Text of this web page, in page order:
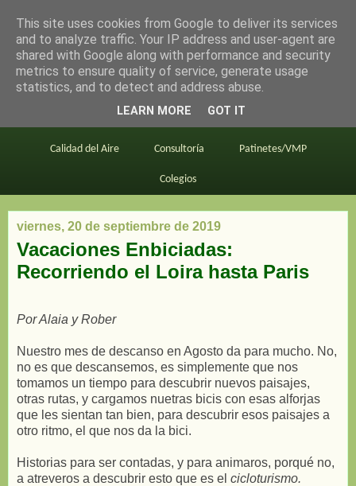
en bici por madrid
Este blog BiciMAD Primeros consejos
Calidad del Aire Consultoría Patinetes/VMP
Colegios
viernes, 20 de septiembre de 2019
Vacaciones Enbiciadas:
Recorriendo el Loira hasta Paris
Por Alaia y Rober
Nuestro mes de descanso en Agosto da para mucho. No,
no es que descansemos, es simplemente que nos
tomamos un tiempo para descubrir nuevos paisajes,
otras rutas, y cargamos nuetras bicis con esas alforjas
que les sientan tan bien, para descubrir esos paisajes a
otro ritmo, el que nos da la bici.
Historias para ser contadas, y para animaros, porqué no,
a atreveros a descubrir esto que es el cicloturismo.
This site uses cookies from Google to deliver its services
and to analyze traffic. Your IP address and user-agent are
shared with Google along with performance and security
metrics to ensure quality of service, generate usage
statistics, and to detect and address abuse.
LEARN MORE GOT IT